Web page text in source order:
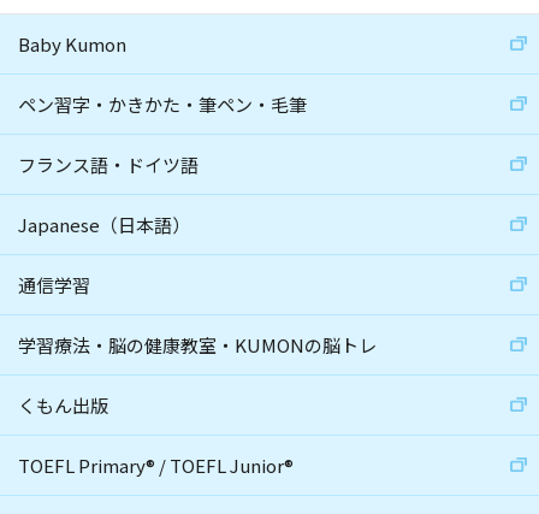
Baby Kumon
ペン習字・かきかた・筆ペン・毛筆
フランス語・ドイツ語
Japanese（日本語）
通信学習
学習療法・脳の健康教室・KUMONの脳トレ
くもん出版
TOEFL Primary® /TOEFL Junior®